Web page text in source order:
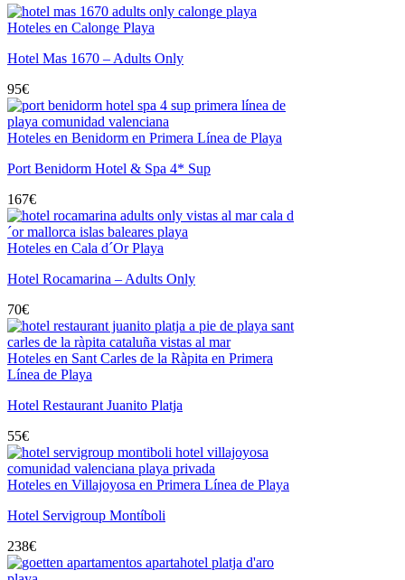
Hoteles en Calonge Playa
Hotel Mas 1670 – Adults Only
95€
Hoteles en Benidorm en Primera Línea de Playa
Port Benidorm Hotel & Spa 4* Sup
167€
Hoteles en Cala d´Or Playa
Hotel Rocamarina – Adults Only
70€
Hoteles en Sant Carles de la Ràpita en Primera
Línea de Playa
Hotel Restaurant Juanito Platja
55€
Hoteles en Villajoyosa en Primera Línea de Playa
Hotel Servigroup Montíboli
238€